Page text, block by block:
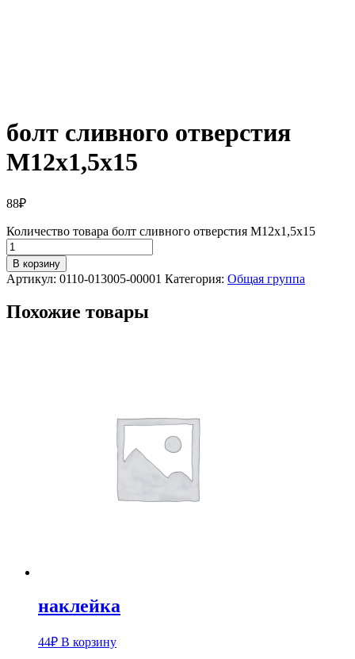
болт сливного отверстия
М12х1,5х15
88₽
Количество товара болт сливного отверстия М12х1,5х15
В корзину
Артикул: 0110-013005-00001 Категория: Общая группа
Похожие товары
наклейка
44₽ В корзину